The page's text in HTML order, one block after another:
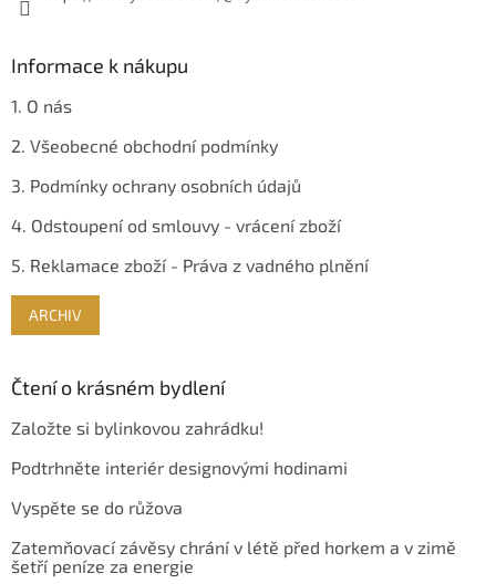
Informace k nákupu
1. O nás
2. Všeobecné obchodní podmínky
3. Podmínky ochrany osobních údajů
4. Odstoupení od smlouvy - vrácení zboží
5. Reklamace zboží - Práva z vadného plnění
ARCHIV
Čtení o krásném bydlení
Založte si bylinkovou zahrádku!
Podtrhněte interiér designovými hodinami
Vyspěte se do růžova
Zatemňovací závěsy chrání v létě před horkem a v zimě
šetří peníze za energie